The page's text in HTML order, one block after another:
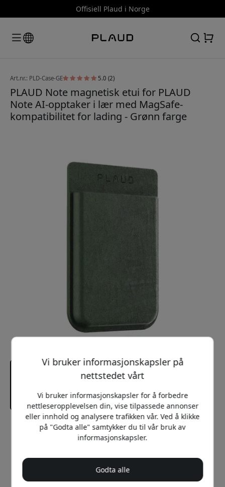
Offisiell Plaud i Norge
Art.nr.: PLD-Case-GE 5.0 (2)
PLAUD Note magnetisk etui for PLAUD
Note AI-opptaker i lær med MagSafe-
kompatibilitet for lading - Grønn farge
Anbefalt pris
249 NOK
Kjøp nå
Vi bruker informasjonskapsler på
nettstedet vårt
Vi bruker informasjonskapsler for å forbedre
nettleseropplevelsen din, vise tilpassede annonser
eller innhold og analysere trafikken vår. Ved å klikke
på "Godta alle" samtykker du til vår bruk av
informasjonskapsler.
Godta alle